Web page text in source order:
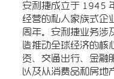
安利捷成立于 1945
经营的私人家族式企
周年。安利捷业务涉
造推动全球经济的核
资、交通出行、金融
以及从消费品和房地